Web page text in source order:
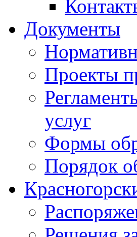
Документы
Проекты
услуг
Формы
Порядок